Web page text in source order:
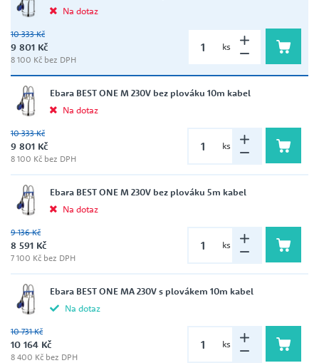
Na dotaz
10 333 Kč
9 801 Kč
8 100 Kč bez DPH
ks
Ebara BEST ONE M 230V bez plováku 10m kabel
Na dotaz
10 333 Kč
9 801 Kč
8 100 Kč bez DPH
ks
Ebara BEST ONE M 230V bez plováku 5m kabel
Na dotaz
9 136 Kč
8 591 Kč
7 100 Kč bez DPH
ks
Ebara BEST ONE MA 230V s plovákem 10m kabel
Na dotaz
10 731 Kč
10 164 Kč
8 400 Kč bez DPH
ks